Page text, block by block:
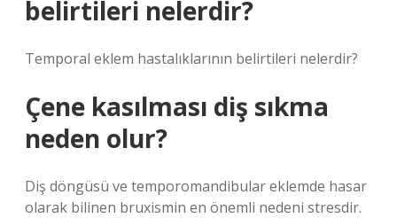
belirtileri nelerdir?
Temporal eklem hastalıklarının belirtileri nelerdir?
Çene kasılması diş sıkma
neden olur?
Diş döngüsü ve temporomandibular eklemde hasar
olarak bilinen bruxismin en önemli nedeni stresdir.